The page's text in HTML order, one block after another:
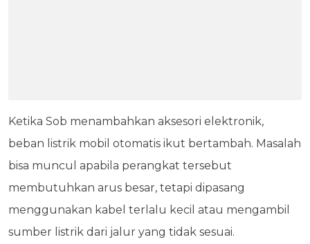
Ketika Sob menambahkan aksesori elektronik,
beban listrik mobil otomatis ikut bertambah. Masalah
bisa muncul apabila perangkat tersebut
membutuhkan arus besar, tetapi dipasang
menggunakan kabel terlalu kecil atau mengambil
sumber listrik dari jalur yang tidak sesuai.